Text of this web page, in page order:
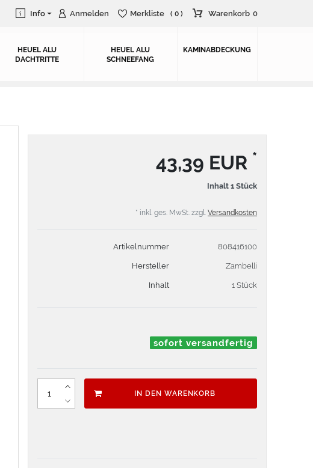
Info Anmelden Merkliste ( 0 ) Warenkorb 0
HEUEL ALU
DACHTRITTE
HEUEL ALU
SCHNEEFANG
KAMINABDECKUNG
43,39 EUR *
Inhalt 1 Stück
* inkl. ges. MwSt. zzgl. Versandkosten
Artikelnummer 808416100
Hersteller Zambelli
Inhalt 1 Stück
sofort versandfertig
IN DEN WARENKORB